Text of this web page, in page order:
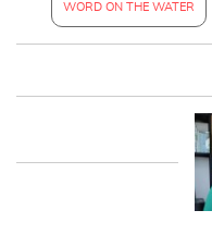
WORD ON THE WATER